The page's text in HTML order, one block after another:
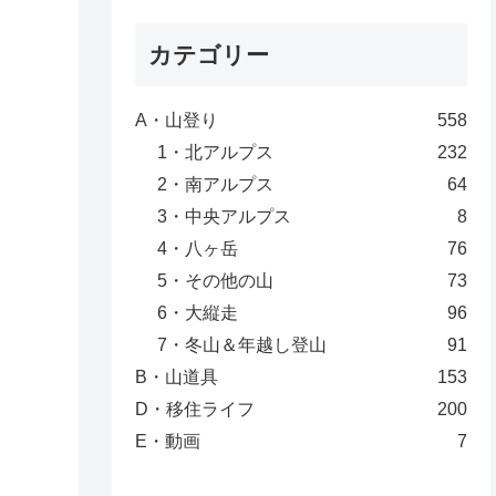
カテゴリー
A・山登り
558
1・北アルプス
232
2・南アルプス
64
3・中央アルプス
8
4・八ヶ岳
76
5・その他の山
73
6・大縦走
96
7・冬山＆年越し登山
91
B・山道具
153
D・移住ライフ
200
E・動画
7